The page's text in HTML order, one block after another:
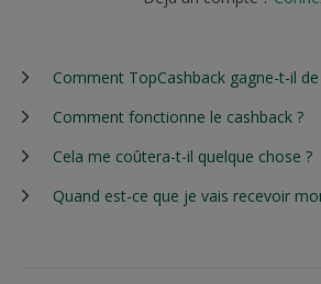
Comment TopCashback gagne-t-il
Comment fonctionne le cashback ?
Cela me coûtera-t-il quelque chose ?
Quand est-ce que je vais recevoir